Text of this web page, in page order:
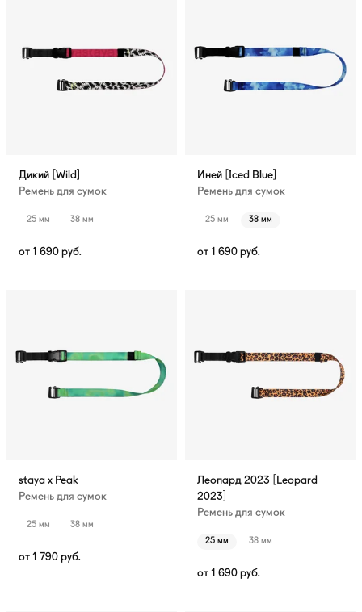
Дикий [Wild]
Ремень для сумок
25 мм 38 мм
от 1 690 руб.
Иней [Iced Blue]
Ремень для сумок
25 мм 38 мм
от 1 690 руб.
staya x Peak
Ремень для сумок
25 мм 38 мм
от 1 790 руб.
Леопард 2023 [Leopard
2023]
Ремень для сумок
25 мм 38 мм
от 1 690 руб.